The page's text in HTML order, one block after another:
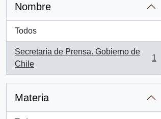
Nombre
Todos
Secretaría de Prensa. Gobierno de
Chile
, 1 resultados
1
Materia